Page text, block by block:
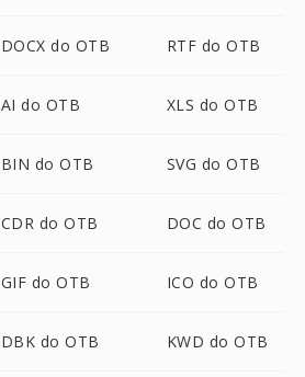
DOCX do OTB RTF do OTB
AI do OTB XLS do OTB
BIN do OTB SVG do OTB
CDR do OTB DOC do OTB
GIF do OTB ICO do OTB
DBK do OTB KWD do OTB